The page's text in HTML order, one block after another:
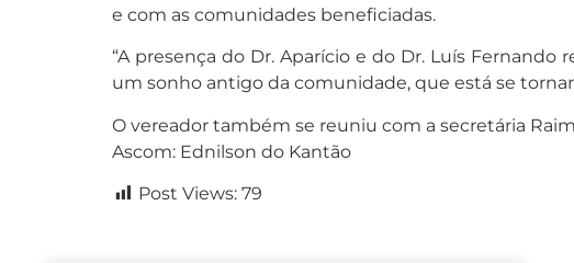
e com as comunidades beneficiadas.
“A presença do Dr. Aparício e do Dr. Luís Fernando
um sonho antigo da comunidade, que está se
O vereador também se reuniu com a secretária
Ascom: Ednilson do Kantão
Post Views: 79